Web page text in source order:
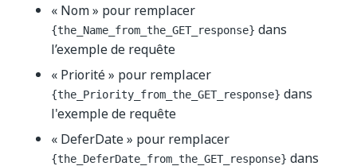
« Nom » pour remplacer
{the_Name_from_the_GET_response} dans
l’exemple de requête
« Priorité » pour remplacer
{the_Priority_from_the_GET_response} dans
l'exemple de requête
« DeferDate » pour remplacer
{the_DeferDate_from_the_GET_response} dans